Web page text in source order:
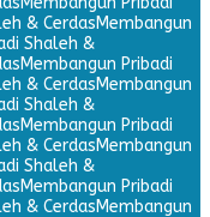
& CerdasMembangun
Shaleh &
Membangun Pribadi
& CerdasMembangun
Shaleh &
Membangun Pribadi
& CerdasMembangun
Shaleh &
Membangun Pribadi
& CerdasMembangun